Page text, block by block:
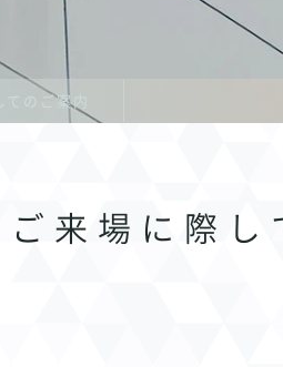
のご案内
来場に際し